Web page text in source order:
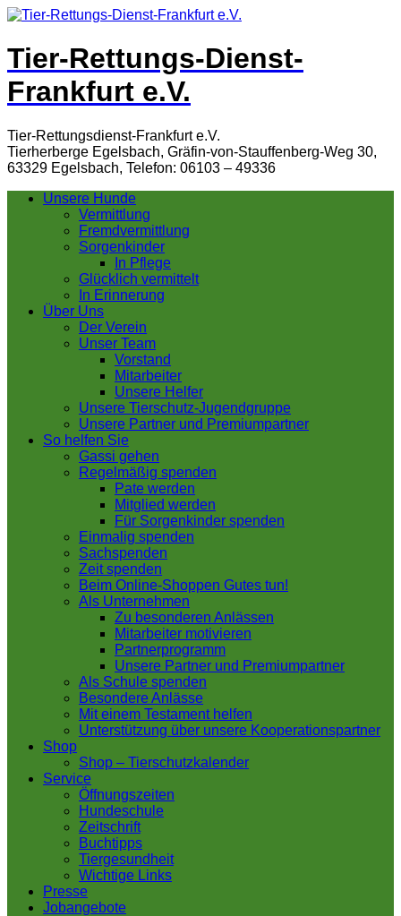
Tier-Rettungs-Dienst-
Frankfurt e.V.
Tier-Rettungsdienst-Frankfurt e.V.
Tierherberge Egelsbach, Gräfin-von-Stauffenberg-Weg 30,
63329 Egelsbach, Telefon: 06103 – 49336
Unsere Hunde
Vermittlung
Fremdvermittlung
Sorgenkinder
In Pflege
Glücklich vermittelt
In Erinnerung
Über Uns
Der Verein
Unser Team
Vorstand
Mitarbeiter
Unsere Helfer
Unsere Tierschutz-Jugendgruppe
Unsere Partner und Premiumpartner
So helfen Sie
Gassi gehen
Regelmäßig spenden
Pate werden
Mitglied werden
Für Sorgenkinder spenden
Einmalig spenden
Sachspenden
Zeit spenden
Beim Online-Shoppen Gutes tun!
Als Unternehmen
Zu besonderen Anlässen
Mitarbeiter motivieren
Partnerprogramm
Unsere Partner und Premiumpartner
Als Schule spenden
Besondere Anlässe
Mit einem Testament helfen
Unterstützung über unsere Kooperationspartner
Shop
Shop – Tierschutzkalender
Service
Öffnungszeiten
Hundeschule
Zeitschrift
Buchtipps
Tiergesundheit
Wichtige Links
Presse
Jobangebote